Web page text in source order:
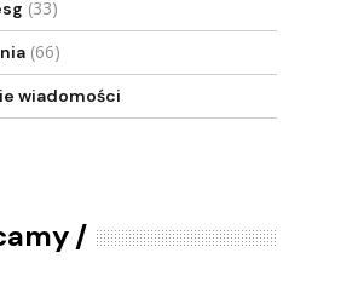
(33)
(66)
wiadomości